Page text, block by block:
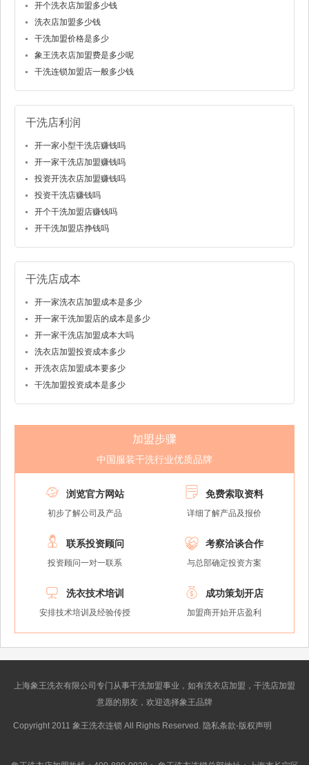
开个洗衣店加盟多少钱
洗衣店加盟多少钱
干洗加盟价格是多少
象王洗衣店加盟费是多少呢
干洗连锁加盟店一般多少钱
干洗店利润
开一家小型干洗店赚钱吗
开一家干洗店加盟赚钱吗
投资开洗衣店加盟赚钱吗
投资干洗店赚钱吗
开个干洗加盟店赚钱吗
开干洗加盟店挣钱吗
干洗店成本
开一家洗衣店加盟成本是多少
开一家干洗加盟店的成本是多少
开一家干洗店加盟成本大吗
洗衣店加盟投资成本多少
开洗衣店加盟成本要多少
干洗加盟投资成本是多少
加盟步骤
中国服装干洗行业优质品牌
 浏览官方网站
初步了解公司及产品
 免费索取资料
详细了解产品及报价
 联系投资顾问
投资顾问一对一联系
 考察洽谈合作
与总部确定投资方案
 洗衣技术培训
安排技术培训及经验传授
 成功策划开店
加盟商开始开店盈利
上海象王洗衣有限公司专门从事干洗加盟事业，如有洗衣店加盟，干洗店加盟
意愿的朋友，欢迎选择象王品牌
Copyright 2011 象王洗衣连锁 All Rights Reserved. 隐私条款-版权声明